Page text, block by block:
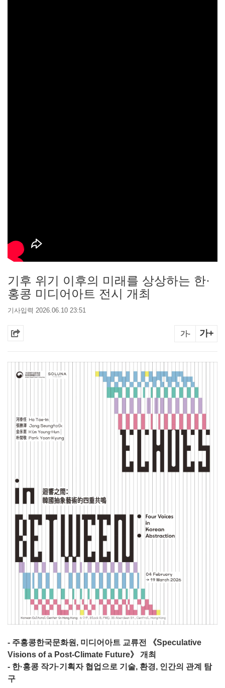
기후 위기 이후의 미래를 상상하는 한·
홍콩 미디어아트 전시 개최
기사입력 2026.06.10 23:51
가- 가+
- 주홍콩한국문화원, 미디어아트 교류전 《Speculative
Visions of a Post-Climate Future》 개최
- 한·홍콩 작가·기획자 협업으로 기술, 환경, 인간의 관계 탐
구